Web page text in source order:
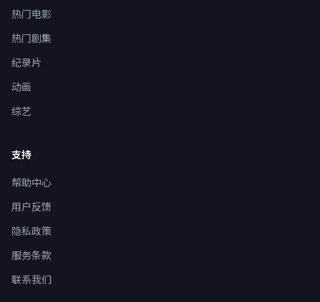
热门电影
热门剧集
纪录片
动画
综艺
支持
帮助中心
用户反馈
隐私政策
服务条款
联系我们